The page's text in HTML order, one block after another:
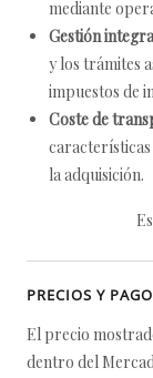
mediante
Gestión
y los trámites
impuestos de
Coste de
la adquisición.
PRECIOS Y PAGO
El precio
dentro del